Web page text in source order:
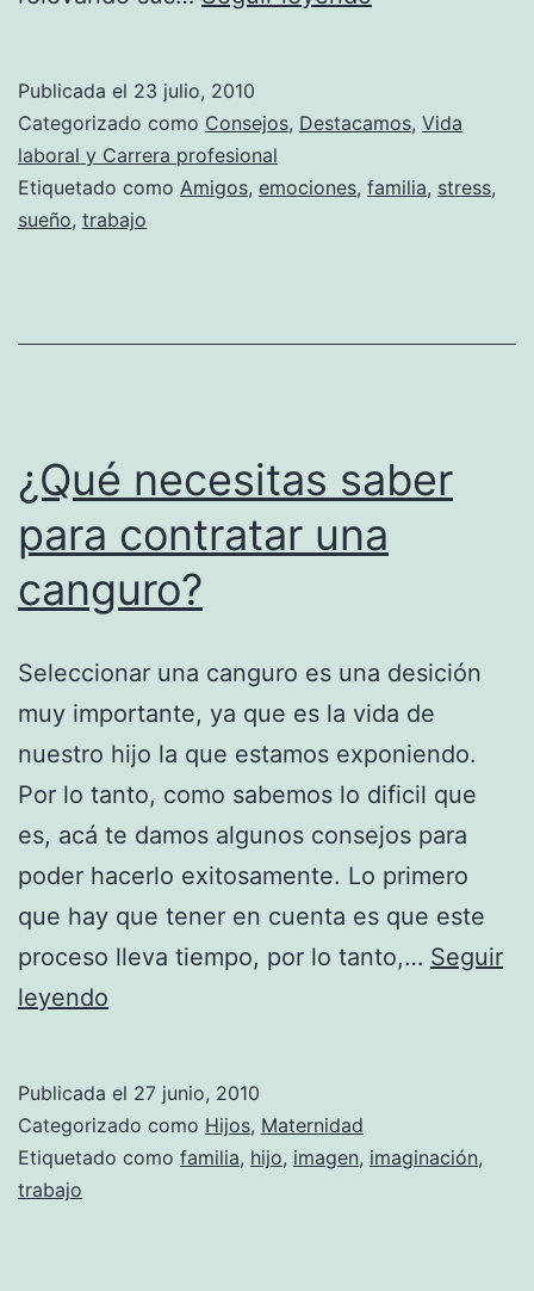
trabajólica
Publicada el 23 julio, 2010
Categorizado como Consejos, Destacamos, Vida
laboral y Carrera profesional
Etiquetado como Amigos, emociones, familia, stress,
sueño, trabajo
¿Qué necesitas saber
para contratar una
canguro?
Seleccionar una canguro es una desición
muy importante, ya que es la vida de
nuestro hijo la que estamos exponiendo.
Por lo tanto, como sabemos lo dificil que
es, acá te damos algunos consejos para
poder hacerlo exitosamente. Lo primero
que hay que tener en cuenta es que este
proceso lleva tiempo, por lo tanto,… Seguir
leyendo
para
contratar
Publicada el 27 junio, 2010
Categorizado como Hijos, Maternidad
Etiquetado como familia, hijo, imagen, imaginación,
trabajo